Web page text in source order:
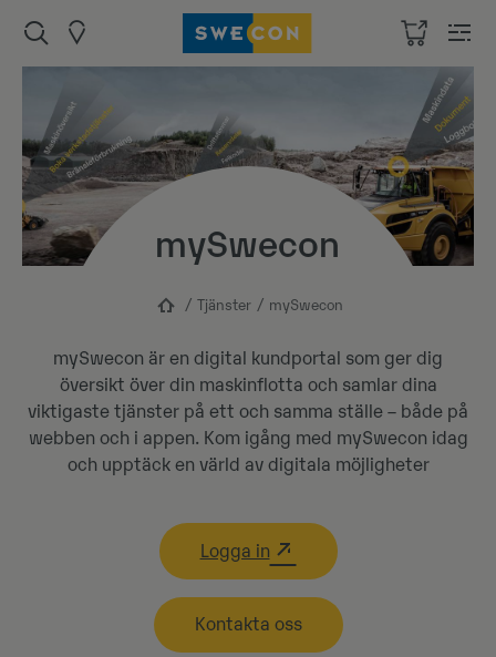
mySwecon
Tjänster mySwecon
mySwecon är en digital kundportal som ger dig
översikt över din maskinflotta och samlar dina
viktigaste tjänster på ett och samma ställe – både på
webben och i appen. Kom igång med mySwecon idag
och upptäck en värld av digitala möjligheter
Logga in
Kontakta oss